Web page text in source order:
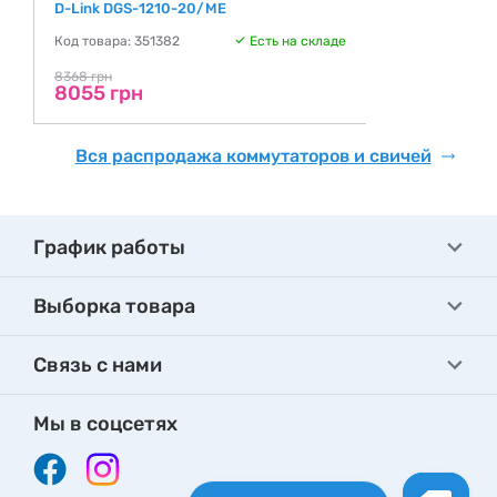
D-Link DGS-1210-20/ME
Код товара: 351382 Есть на складе
8368 грн
8055 грн
Вся распродажа коммутаторов и свичей
График работы
Выборка товара
Связь с нами
Мы в соцсетях